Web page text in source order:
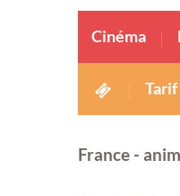
Cinéma
Tarif
France -